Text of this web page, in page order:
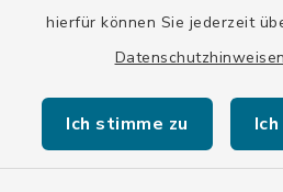
hierfür können Sie jederzeit
Datenschutzhinweisen
Ich stimme zu
Quicklinks